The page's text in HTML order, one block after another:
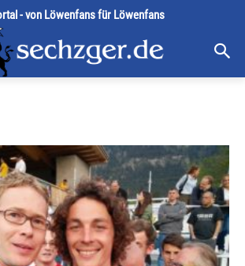
- von Löwenfans für Löwenfans